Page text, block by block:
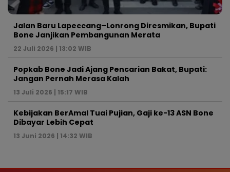
Jalan Baru Lapeccang–Lonrong Diresmikan, Bupati
Bone Janjikan Pembangunan Merata
22 Juli 2026 | 13:02 WIB
Popkab Bone Jadi Ajang Pencarian Bakat, Bupati:
Jangan Pernah Merasa Kalah
13 Juli 2026 | 15:17 WIB
Kebijakan BerAmal Tuai Pujian, Gaji ke-13 ASN Bone
Dibayar Lebih Cepat
13 Juni 2026 | 14:32 WIB